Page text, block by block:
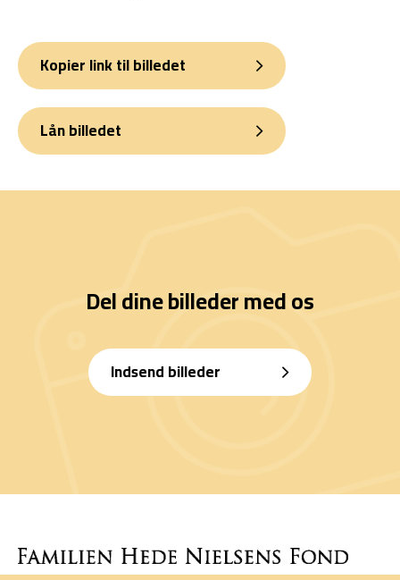
Kopier link til billedet
Lån billedet
Del dine billeder med os
Indsend billeder